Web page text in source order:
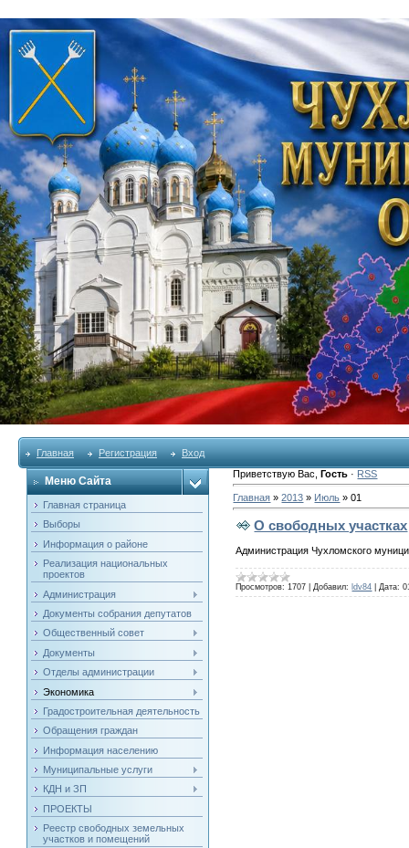
Главная Регистрация Вход
Меню Сайта
Главная страница
Выборы
Информация о районе
Реализация национальных
проектов
Администрация
Документы собрания депутатов
Общественный совет
Документы
Отделы администрации
Экономика
Градостроительная деятельность
Обращения граждан
Информация населению
Муниципальные услуги
КДН и ЗП
ПРОЕКТЫ
Реестр свободных земельных
участков и помещений
Приветствую Вас ,Гость · RSS
Главная »2013 » Июль » 01
О свободных участках
Администрация Чухломского
Просмотров: 1707 Добавил: ldv84 Дата: